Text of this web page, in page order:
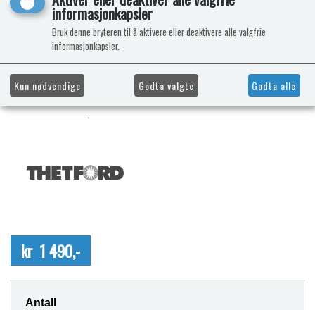
kr 1 490,-
Antall
informasjonkapsler
Bruk denne bryteren til å aktivere eller deaktivere alle valgfrie
informasjonkapsler.
Kun nødvendige Godta valgte Godta alle